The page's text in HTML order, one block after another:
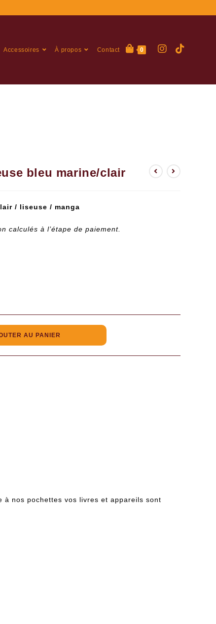
Accessoires À propos Contact 0
bleu marine/clair
/ liseuse / manga
calculés à l’étape de paiement.
AU PANIER
nos pochettes vos livres et appareils sont